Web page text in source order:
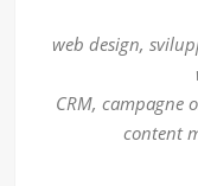
web design,
CRM, campagne
content